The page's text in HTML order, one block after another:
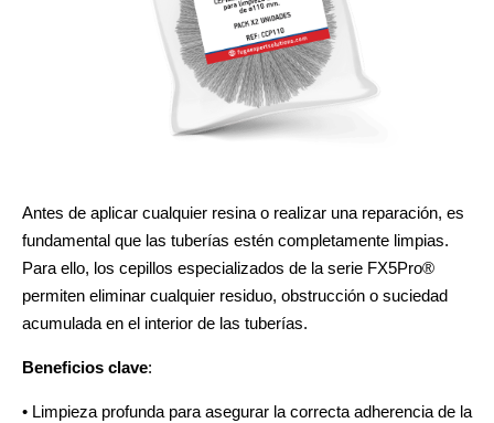
Antes de aplicar cualquier resina o realizar una reparación, es
fundamental que las tuberías estén completamente limpias.
Para ello, los cepillos especializados de la serie FX5Pro®
permiten eliminar cualquier residuo, obstrucción o suciedad
acumulada en el interior de las tuberías.
Beneficios clave:
• Limpieza profunda para asegurar la correcta adherencia de la